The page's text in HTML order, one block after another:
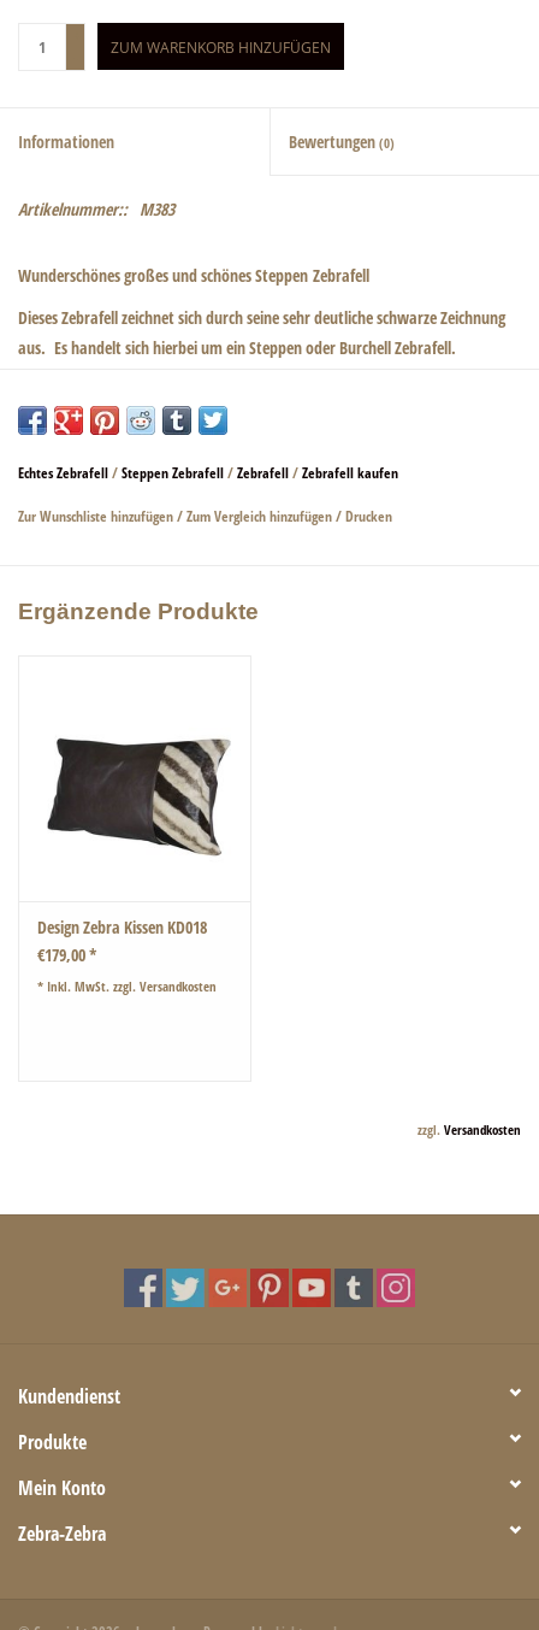
ZUM WARENKORB HINZUFÜGEN
Informationen Bewertungen (0)
Artikelnummer:: M383
Wunderschönes großes und schönes Steppen Zebrafell
Dieses Zebrafell zeichnet sich durch seine sehr deutliche schwarze Zeichnung
aus. Es handelt sich hierbei um ein Steppen oder Burchell Zebrafell.
natürlich und erwünscht. Diese entstehen bei einem Wildtier beim Kämpfen
206cm / Breite, Körpermitte 147cm. Bitte beachten sie das der Schweif eine
Echtes Zebrafell/Steppen Zebrafell/Zebrafell/Zebrafell kaufen
Zur Wunschliste hinzufügen/Zum Vergleich hinzufügen/Drucken
Ergänzende Produkte
Design Zebra Kissen KD018
€179,00 *
* Inkl. MwSt. zzgl. Versandkosten
zzgl. Versandkosten
Kundendienst
Produkte
Mein Konto
Zebra-Zebra